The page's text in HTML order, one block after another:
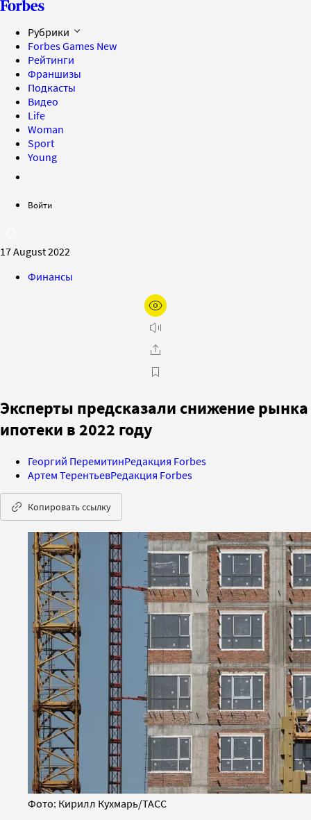
Рубрики
Forbes Games New
Рейтинги
Франшизы
Подкасты
Видео
Life
Woman
Sport
Young
Войти
17 August 2022
Финансы
Эксперты предсказали снижение рынка
ипотеки в 2022 году
Георгий ПеремитинРедакция Forbes
Артем ТерентьевРедакция Forbes
Копировать ссылку
Фото: Кирилл Кухмарь/ТАСС